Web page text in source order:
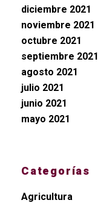
diciembre 2021
noviembre 2021
octubre 2021
septiembre 2021
agosto 2021
julio 2021
junio 2021
mayo 2021
Categorías
Agricultura